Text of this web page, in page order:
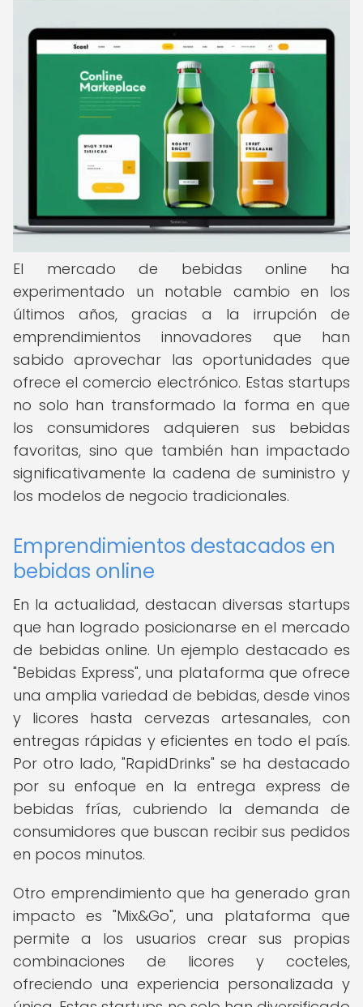
El mercado de bebidas online ha
experimentado un notable cambio en los
últimos años, gracias a la irrupción de
emprendimientos innovadores que han
sabido aprovechar las oportunidades que
ofrece el comercio electrónico. Estas startups
no solo han transformado la forma en que
los consumidores adquieren sus bebidas
favoritas, sino que también han impactado
significativamente la cadena de suministro y
los modelos de negocio tradicionales.
Emprendimientos destacados en
bebidas online
En la actualidad, destacan diversas startups
que han logrado posicionarse en el mercado
de bebidas online. Un ejemplo destacado es
"Bebidas Express", una plataforma que ofrece
una amplia variedad de bebidas, desde vinos
y licores hasta cervezas artesanales, con
entregas rápidas y eficientes en todo el país.
Por otro lado, "RapidDrinks" se ha destacado
por su enfoque en la entrega express de
bebidas frías, cubriendo la demanda de
consumidores que buscan recibir sus pedidos
en pocos minutos.
Otro emprendimiento que ha generado gran
impacto es "Mix&Go", una plataforma que
permite a los usuarios crear sus propias
combinaciones de licores y cocteles,
ofreciendo una experiencia personalizada y